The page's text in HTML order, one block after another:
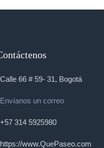
Calle 66 # 59- 31, Bogotá
Envíanos un correo
+57 314 5925980
https://www.QuePaseo.com